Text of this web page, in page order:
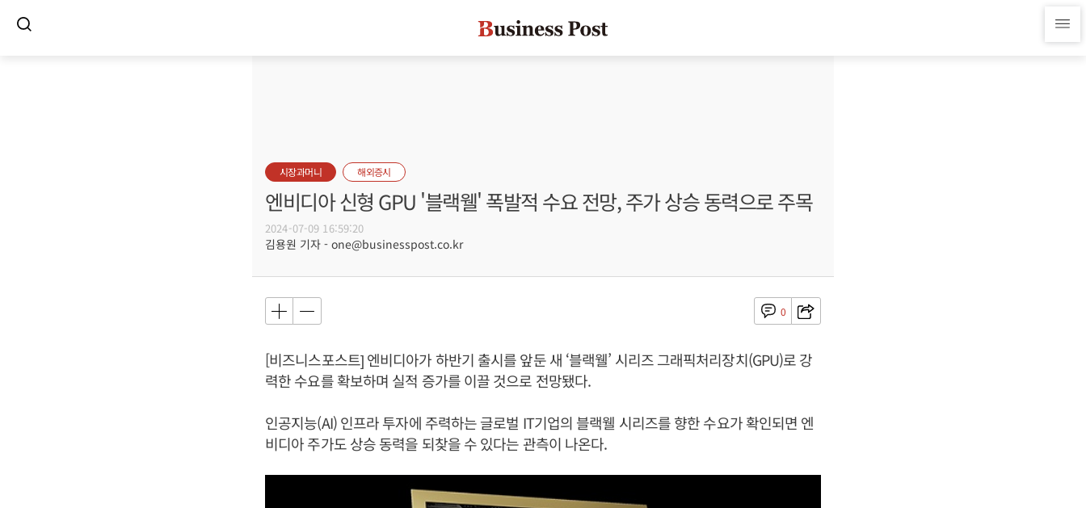
시장과머니 해외증시
엔비디아 신형 GPU '블랙웰' 폭발적 수요 전망, 주가 상승 동력으로 주목
2024-07-09 16:59:20
김용원 기자 - one@businesspost.co.kr
0
[비즈니스포스트] 엔비디아가 하반기 출시를 앞둔 새 ‘블랙웰’ 시리즈 그래픽처리장치(GPU)로 강
력한 수요를 확보하며 실적 증가를 이끌 것으로 전망됐다.
인공지능(AI) 인프라 투자에 주력하는 글로벌 IT기업의 블랙웰 시리즈를 향한 수요가 확인되면 엔
비디아 주가도 상승 동력을 되찾을 수 있다는 관측이 나온다.